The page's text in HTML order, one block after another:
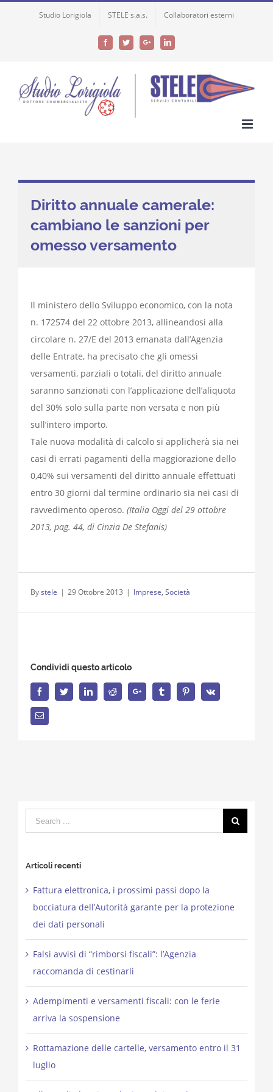
Studio Lorigiola STELE s.a.s. Collaboratori esterni
FacebookTwitterGoogle+LinkedIn
Diritto annuale camerale:
cambiano le sanzioni per
omesso versamento
Il ministero dello Sviluppo economico, con la nota
n. 172574 del 22 ottobre 2013, allineandosi alla
circolare n. 27/E del 2013 emanata dall’Agenzia
delle Entrate, ha precisato che gli omessi
versamenti, parziali o totali, del diritto annuale
saranno sanzionati con l’applicazione dell’aliquota
del 30% solo sulla parte non versata e non più
sull’intero importo.
Tale nuova modalità di calcolo si applicherà sia nei
casi di errati pagamenti della maggiorazione dello
0,40% sui versamenti del diritto annuale effettuati
entro 30 giorni dal termine ordinario sia nei casi di
ravvedimento operoso. (Italia Oggi del 29 ottobre
2013, pag. 44, di Cinzia De Stefanis)
Bystele | 29 Ottobre 2013 | Imprese, Società
Condividi questo articolo
FacebookTwitterLinkedInReddit Google+ Tumblr PinterestVk
Email
Search
for:
Articoli recenti
Fattura elettronica, i prossimi passi dopo la
bocciatura dell’Autorità garante per la protezione
dei dati personali
Falsi avvisi di “rimborsi fiscali”: l’Agenzia
raccomanda di cestinarli
Adempimenti e versamenti fiscali: con le ferie
arriva la sospensione
Rottamazione delle cartelle, versamento entro il 31
luglio